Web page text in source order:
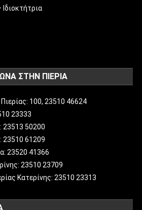
ΣΤΗΝ ΠΙΕΡΙΑ
100, 23510 46624
23333
23513 50200
23510 61209
23520 41366
23510 23709
Κατερίνης: 23510 23313